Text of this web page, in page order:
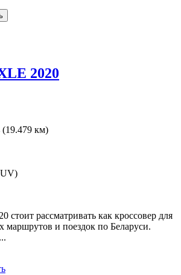
2020
км)
стоит рассматривать как кроссовер для
и поездок по Беларуси.